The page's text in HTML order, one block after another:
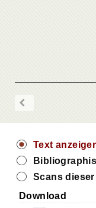
Text
Scans
Download